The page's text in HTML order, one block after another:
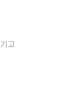
기고